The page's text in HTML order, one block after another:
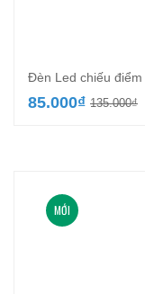
Đèn Led chiếu
135.000₫
85.000₫
MỚI